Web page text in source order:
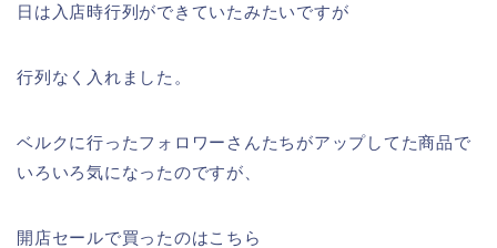
日は入店時行列ができていたみたいですが
行列なく入れました。
ベルクに行ったフォロワーさんたちがアップしてた商品で
いろいろ気になったのですが、
開店セールで買ったのはこちら